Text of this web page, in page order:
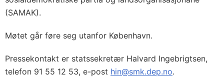
(SAMAK).
Møtet går føre seg utanfor København.
Pressekontakt er statssekretær Halvard Ingebrigtsen,
telefon 91 55 12 53, e-post hin@smk.dep.no.